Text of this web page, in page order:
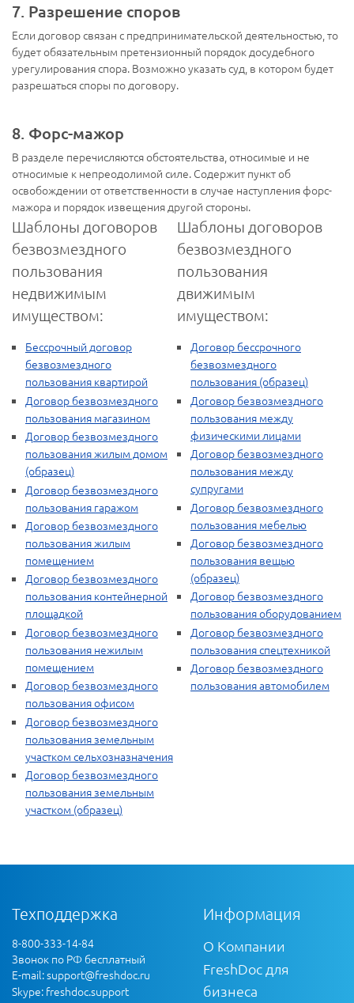
7. Разрешение споров
Если договор связан с предпринимательской деятельностью, то
будет обязательным претензионный порядок досудебного
урегулирования спора. Возможно указать суд, в котором будет
разрешаться споры по договору.
8. Форс-мажор
В разделе перечисляются обстоятельства, относимые и не
относимые к непреодолимой силе. Содержит пункт об
освобождении от ответственности в случае наступления форс-
мажора и порядок извещения другой стороны.
Шаблоны договоров
безвозмездного
пользования
недвижимым
имуществом:
Бессрочный договор
безвозмездного
пользования квартирой
Договор безвозмездного
пользования магазином
Договор безвозмездного
пользования жилым домом
(образец)
Договор безвозмездного
пользования гаражом
Договор безвозмездного
пользования жилым
помещением
Договор безвозмездного
пользования контейнерной
площадкой
Договор безвозмездного
пользования нежилым
помещением
Договор безвозмездного
пользования офисом
Договор безвозмездного
пользования земельным
участком сельхозназначения
Договор безвозмездного
пользования земельным
участком (образец)
Шаблоны договоров
безвозмездного
пользования
движимым
имуществом:
Договор бессрочного
безвозмездного
пользования (образец)
Договор безвозмездного
пользования между
физическими лицами
Договор безвозмездного
пользования между
супругами
Договор безвозмездного
пользования мебелью
Договор безвозмездного
пользования вещью
(образец)
Договор безвозмездного
пользования оборудованием
Договор безвозмездного
пользования спецтехникой
Договор безвозмездного
пользования автомобилем
Техподдержка
8-800-333-14-84
Звонок по РФ бесплатный
E-mail:support@freshdoc.ru
Skype: freshdoc.support
Информация
О Компании
FreshDoc для
бизнеса